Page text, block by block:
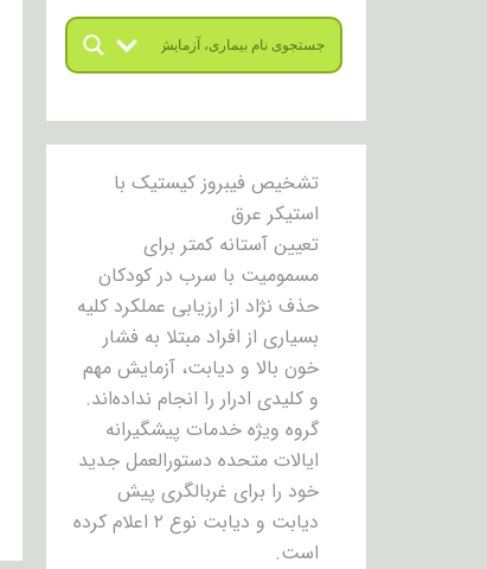
تشخیص فیبروز کیستیک با
استیکر عرق
تعیین آستانه کمتر برای
مسمومیت با سرب در کودکان
حذف نژاد از ارزیابی عملکرد کلیه
بسیاری از افراد مبتلا به فشار
خون بالا و دیابت، آزمایش مهم
و کلیدی ادرار را انجام نداده‌اند.
گروه ویژه خدمات پیشگیرانه
ایالات متحده دستورالعمل جدید
خود را برای غربالگری پیش
دیابت و دیابت نوع ۲ اعلام کرده
است.